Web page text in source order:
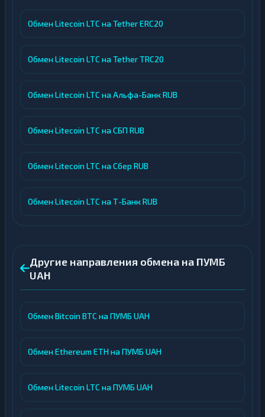
Обмен Litecoin LTC на Tether ERC20
Обмен Litecoin LTC на Tether TRC20
Обмен Litecoin LTC на Альфа-Банк RUB
Обмен Litecoin LTC на СБП RUB
Обмен Litecoin LTC на Сбер RUB
Обмен Litecoin LTC на Т-Банк RUB
Другие направления обмена на ПУМБ
UAH
Обмен Bitcoin BTC на ПУМБ UAH
Обмен Ethereum ETH на ПУМБ UAH
Обмен Litecoin LTC на ПУМБ UAH